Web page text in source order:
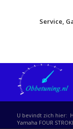
Service,
U bevindt zich hier:
Yamaha FOUR